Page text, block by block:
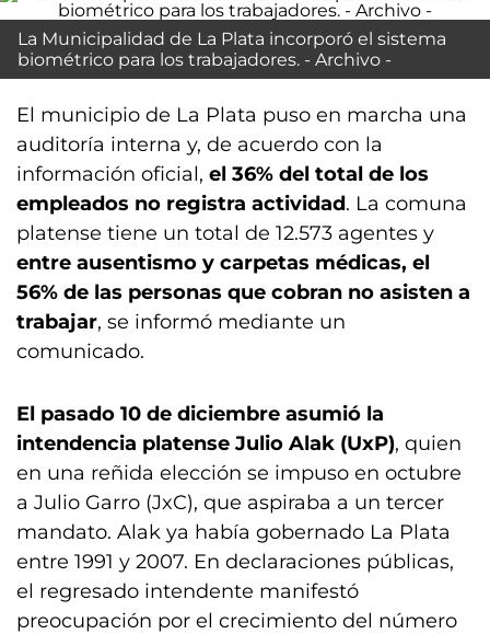
La Municipalidad de La Plata incorporó el sistema
biométrico para los trabajadores. - Archivo -
El municipio de La Plata puso en marcha una
auditoría interna y, de acuerdo con la
información oficial, el 36% del total de los
empleados no registra actividad. La comuna
platense tiene un total de 12.573 agentes y
entre ausentismo y carpetas médicas, el
56% de las personas que cobran no asisten a
trabajar, se informó mediante un
comunicado.
El pasado 10 de diciembre asumió la
intendencia platense Julio Alak (UxP), quien
en una reñida elección se impuso en octubre
a Julio Garro (JxC), que aspiraba a un tercer
mandato. Alak ya había gobernado La Plata
entre 1991 y 2007. En declaraciones públicas,
el regresado intendente manifestó
preocupación por el crecimiento del número